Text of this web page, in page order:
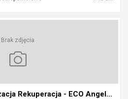
Brak zdjęcia
Pompy ciepła Klimatyzacja Rekuperacja - ECO Angele...